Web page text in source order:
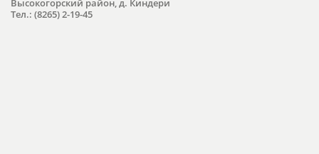
Высокогорский район, д. Киндери
Тел.: (8265) 2-19-45